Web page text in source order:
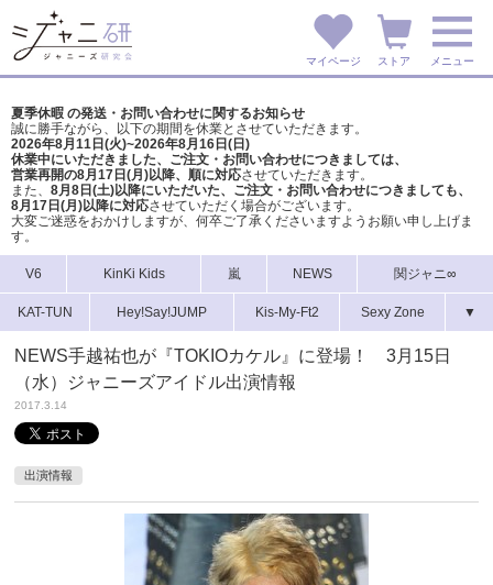
マイページ ストア メニュー
夏季休暇 の発送・お問い合わせに関するお知らせ
誠に勝手ながら、以下の期間を休業とさせていただきます。
2026年8月11日(火)~2026年8月16日(日)
休業中にいただきました、ご注文・お問い合わせにつきましては、
営業再開の8月17日(月)以降、順に対応させていただきます。
また、 8月8日(土)以降にいただいた、ご注文・ お問い合わせにつきましても、
8月17日(月)以降に対応させていただく場合がございます。
大変ご迷惑をおかけしますが、 何卒ご了承くださいますようお願い申し上げま
す。
V6 KinKi Kids 嵐 NEWS 関ジャニ∞
KAT-TUN Hey!Say!JUMP Kis-My-Ft2 Sexy Zone ▼
NEWS手越祐也が『TOKIOカケル』に登場！ 3月15日
（水）ジャニーズアイドル出演情報
2017.3.14
出演情報